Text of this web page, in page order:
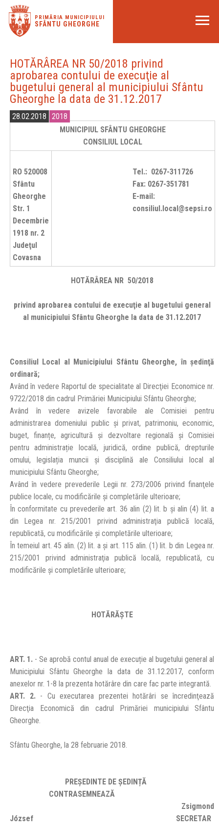
PRIMĂRIA MUNICIPIULUI
SFÂNTU GHEORGHE
HOTĂRÂREA NR 50/2018 privind
aprobarea contului de execuţie al
bugetului general al municipiului Sfântu
Gheorghe la data de 31.12.2017
28.02.2018
2018
MUNICIPIUL SFÂNTU GHEORGHE
CONSILIUL LOCAL
RO 520008
Sfântu
Gheorghe
Str. 1
Decembrie
1918 nr. 2
Judeţul
Covasna
Tel.: 0267-311726
Fax: 0267-351781
E-mail:
consiliul.local@sepsi.ro
HOTĂRÂREA NR 50/2018
privind aprobarea contului de execuţie al bugetului general
al municipiului Sfântu Gheorghe la data de 31.12.2017
Consiliul Local al Municipiului Sfântu Gheorghe, în şedinţă
ordinară;
Având în vedere Raportul de specialitate al Direcţiei Economice nr.
9722/2018 din cadrul Primăriei Municipiului Sfântu Gheorghe;
Având în vedere avizele favorabile ale Comisiei pentru
administrarea domeniului public și privat, patrimoniu, economic,
buget, finanțe, agricultură și dezvoltare regională și Comisiei
pentru administrație locală, juridică, ordine publică, drepturile
omului, legislația muncii și disciplină ale Consiliului local al
municipiului Sfântu Gheorghe;
Având în vedere prevederile Legii nr. 273/2006 privind finanţele
publice locale, cu modificările şi completările ulterioare;
În conformitate cu prevederile art. 36 alin (2) lit. b şi alin (4) lit. a
din Legea nr. 215/2001 privind administraţia publică locală,
republicată, cu modificările şi completările ulterioare;
În temeiul art. 45 alin. (2) lit. a şi art. 115 alin. (1) lit. b din Legea nr.
215/2001 privind administraţia publică locală, republicată, cu
modificările şi completările ulterioare;
HOTĂRĂŞTE
ART. 1. - Se aprobă contul anual de execuție al bugetului general al
Municipiului Sfântu Gheorghe la data de 31.12.2017, conform
anexelor nr. 1-8 la prezenta hotărâre din care fac parte integrantă.
ART. 2. - Cu executarea prezentei hotărâri se încredinţează
Direcţia Economică din cadrul Primăriei municipiului Sfântu
Gheorghe.
Sfântu Gheorghe, la 28 februarie 2018.
PREŞEDINTE DE ȘEDINȚĂ
CONTRASEMNEAZĂ
Zsigmond
József SECRETAR